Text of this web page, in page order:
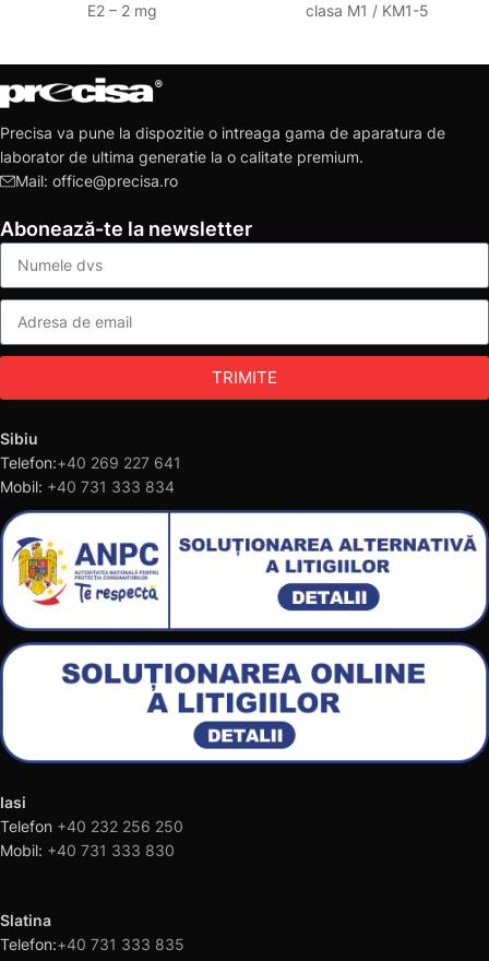
E2 – 2 mg
clasa M1 / KM1-5
Precisa va pune la dispozitie o intreaga gama de aparatura de
laborator de ultima generatie la o calitate premium.
Mail: office@precisa.ro
Abonează-te la newsletter
TRIMITE
Sibiu
Telefon:+40 269 227 641
Mobil: +40 731 333 834
Iasi
Telefon +40 232 256 250
Mobil: +40 731 333 830
Slatina
Telefon:+40 731 333 835